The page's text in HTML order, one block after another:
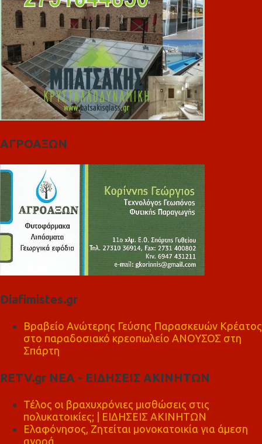
ΑΓΡΟΑΞΩΝ
Diafimistes.gr
Βραβείο Ανώτερης Γεύσης Παρασκευών Κρέατος
στο παραδοσιακό κρεοπωλείο ΑΝΟΥΣΟΣ στη
Σπάρτη
RETV.gr ΝΕΑ - ΕΙΔΗΣΕΙΣ ΑΚΙΝΗΤΩΝ
Τέλος οι βραχυχρόνιες μισθώσεις στις
πολυκατοικίες; | ΕΙΔΗΣΕΙΣ ΑΚΙΝΗΤΩΝ
Ελαφόνησος, Ζητείται μονοκατοικία για άμεση
αγορά